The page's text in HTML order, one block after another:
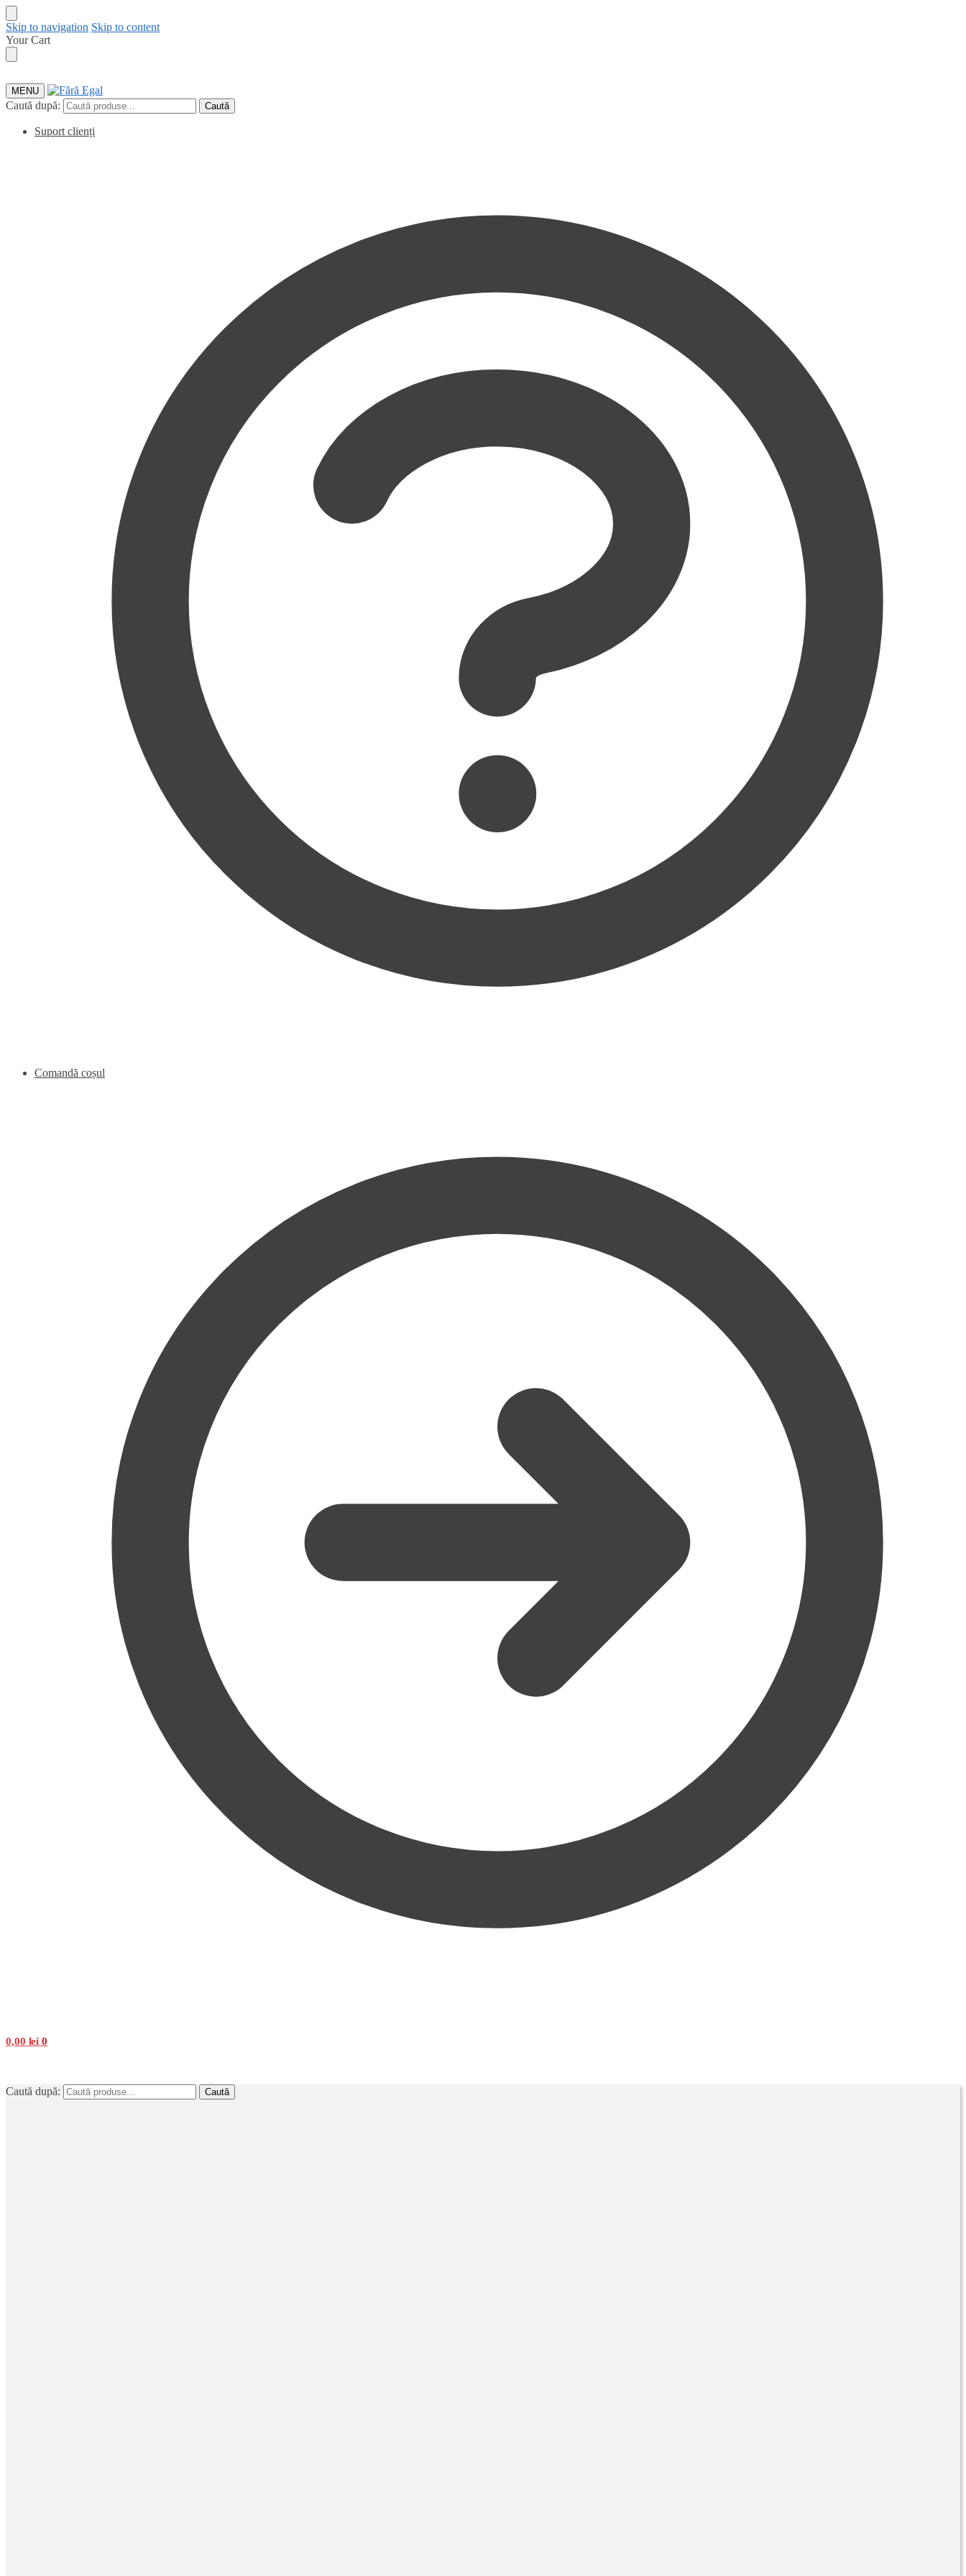
Skip to navigation Skip to content
Your Cart
MENU
Caută după: Caută
Suport clienți
Comandă coșul
0,00 lei 0
Caută după: Caută